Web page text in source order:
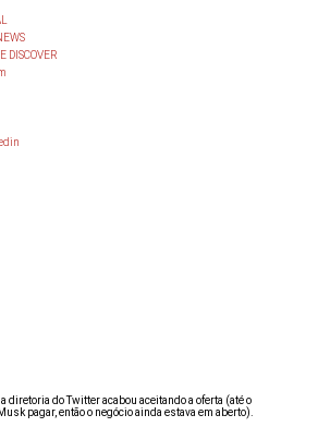
DISCOVER
diretoria do Twitter acabou aceitando a oferta (até o
pagar, então o negócio ainda estava em aberto).